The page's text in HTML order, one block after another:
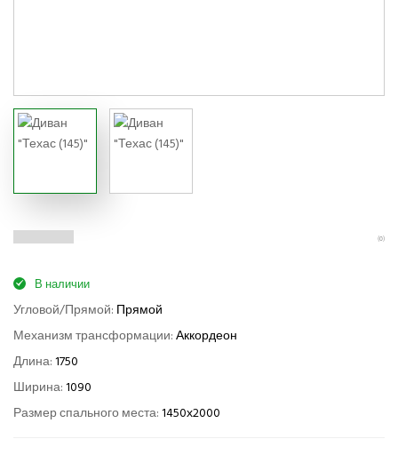
(0)
В наличии
Угловой/Прямой: Прямой
Механизм трансформации:Аккордеон
Длина:1750
Ширина:1090
Размер спального места:1450х2000